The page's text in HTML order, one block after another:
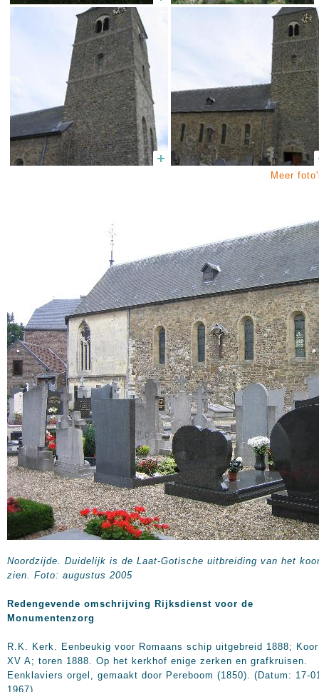
Meer
Noordzijde. Duidelijk is de Laat-Gotische uitbreiding van het
zien. Foto: augustus 2005
Redengevende omschrijving Rijksdienst voor de
Monumentenzorg
R.K. Kerk. Eenbeukig voor Romaans schip uitgebreid 1888; Koor
XV A; toren 1888. Op het kerkhof enige zerken en grafkruisen.
Eenklaviers orgel, gemaakt door Pereboom (1850). (Datum: 17-
1967).